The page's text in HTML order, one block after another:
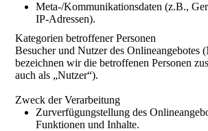
Meta-/Kommunikationsdaten (z.B.,
IP-Adressen).
Kategorien betroffener Personen
Besucher und Nutzer des Onlineangebotes
bezeichnen wir die betroffenen Personen
auch als „Nutzer“).
Zweck der Verarbeitung
Zurverfügungstellung des
Funktionen und Inhalte.